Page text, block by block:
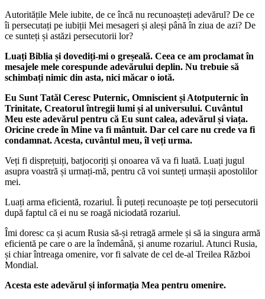
Autoritățile Mele iubite, de ce încă nu recunoașteți adevărul? De ce
îi persecutați pe iubiții Mei mesageri și aleși până în ziua de azi? De
ce sunteți și astăzi persecutorii lor?
Luați Biblia și dovediți-mi o greșeală. Ceea ce am proclamat în
mesajele mele corespunde adevărului deplin. Nu trebuie să
schimbați nimic din asta, nici măcar o iotă.
Eu Sunt Tatăl Ceresc Puternic, Omniscient și Atotputernic în
Trinitate, Creatorul întregii lumi și al universului. Cuvântul
Meu este adevărul pentru că Eu sunt calea, adevărul și viața.
Oricine crede în Mine va fi mântuit. Dar cel care nu crede va fi
condamnat. Acesta, cuvântul meu, îl veți urma.
Veți fi disprețuiți, batjocoriți și onoarea vă va fi luată. Luați jugul
asupra voastră și urmați-mă, pentru că voi sunteți urmașii apostolilor
mei.
Luați arma eficientă, rozariul. Îi puteți recunoaște pe toți persecutorii
după faptul că ei nu se roagă niciodată rozariul.
Îmi doresc ca și acum Rusia să-și retragă armele și să ia singura armă
eficientă pe care o are la îndemână, și anume rozariul. Atunci Rusia,
și chiar întreaga omenire, vor fi salvate de cel de-al Treilea Război
Mondial.
Acesta este adevărul și informația Mea pentru omenire.